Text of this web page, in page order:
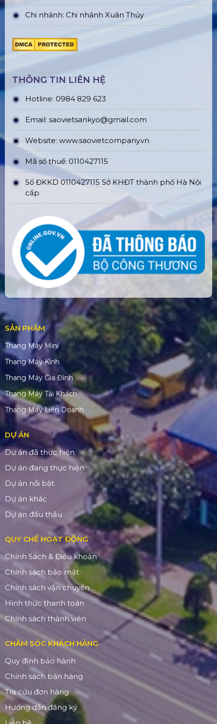
Chi nhánh: Chi nhánh Xuân Thủy
THÔNG TIN LIÊN HỆ
Hotline: 0984 829 623
Email: saovietsankyo@gmail.com
Website: www.saovietcompany.vn
Mã số thuế: 0110427115
Số ĐKKD 0110427115 Sở KHĐT thành phố Hà Nội
cấp.
SẢN PHẨM
Thang Máy Mini
Thang Máy Kính
Thang Máy Gia Đình
Thang Máy Tải Khách
Thang Máy Liên Doanh
DỰ ÁN
Dự án đã thực hiện
Dự án đang thực hiện
Dự án nỗi bật
Dự án khác
Dự án đấu thầu
QUY CHẾ HOẠT ĐỘNG
Chính Sách & Điều khoản
Chính sách bảo mật
Chính sách vận chuyển
Hình thức thanh toán
Chính sách thành viên
CHĂM SÓC KHÁCH HÀNG
Quy định bảo hành
Chính sách bán hàng
Tra cứu đơn hàng
Hướng dẫn đăng ký